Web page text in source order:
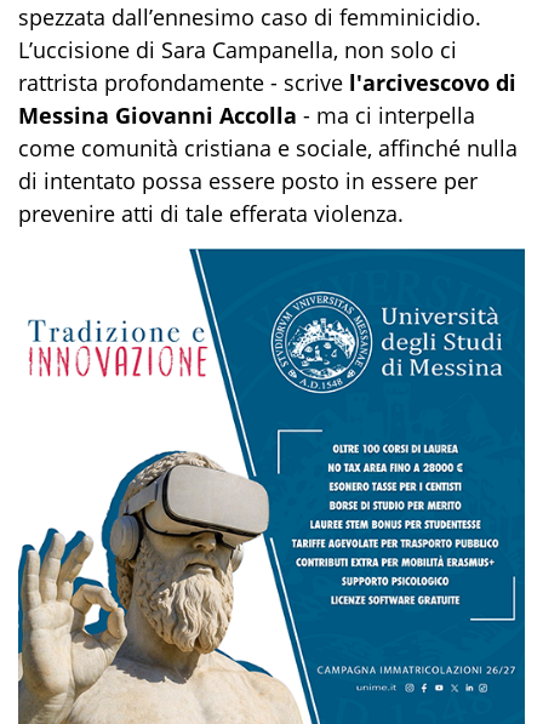
spezzata dall’ennesimo caso di femminicidio.
L’uccisione di Sara Campanella, non solo ci
rattrista profondamente - scrive l'arcivescovo di
Messina Giovanni Accolla - ma ci interpella
come comunità cristiana e sociale, affinché nulla
di intentato possa essere posto in essere per
prevenire atti di tale efferata violenza.